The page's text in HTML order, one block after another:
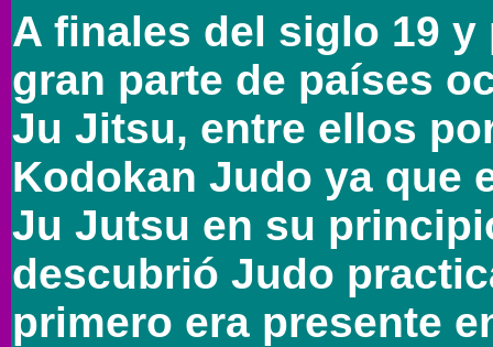
A finales del siglo 19
gran parte de países
Ju Jitsu, entre ellos
Kodokan Judo ya que
Ju Jutsu en su
descubrió Judo
primero era presente